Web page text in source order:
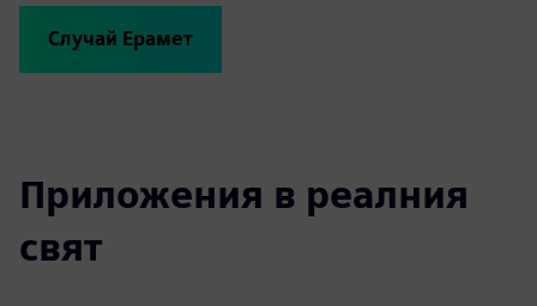
Случай Ерамет
Приложения в реалния
свят